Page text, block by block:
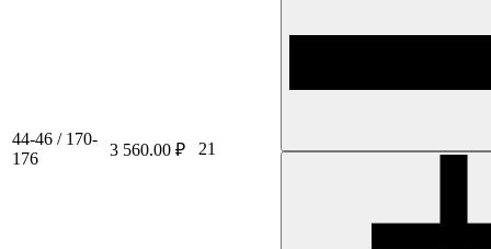
44-46 / 170-
176
3 560.00 ₽ 21